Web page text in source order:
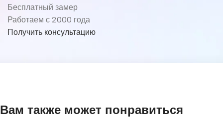
Бесплатный замер
Работаем с 2000 года
Получить консультацию
Вам также может понравиться